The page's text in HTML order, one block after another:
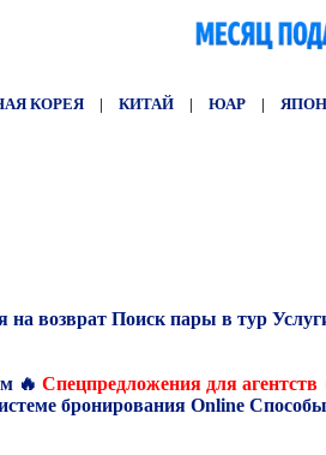
КОРЕЯ | КИТАЙ | ЮАР |
на возврат Поиск пары в тур
🔥 Спецпредложения для агентств
бронирования Online